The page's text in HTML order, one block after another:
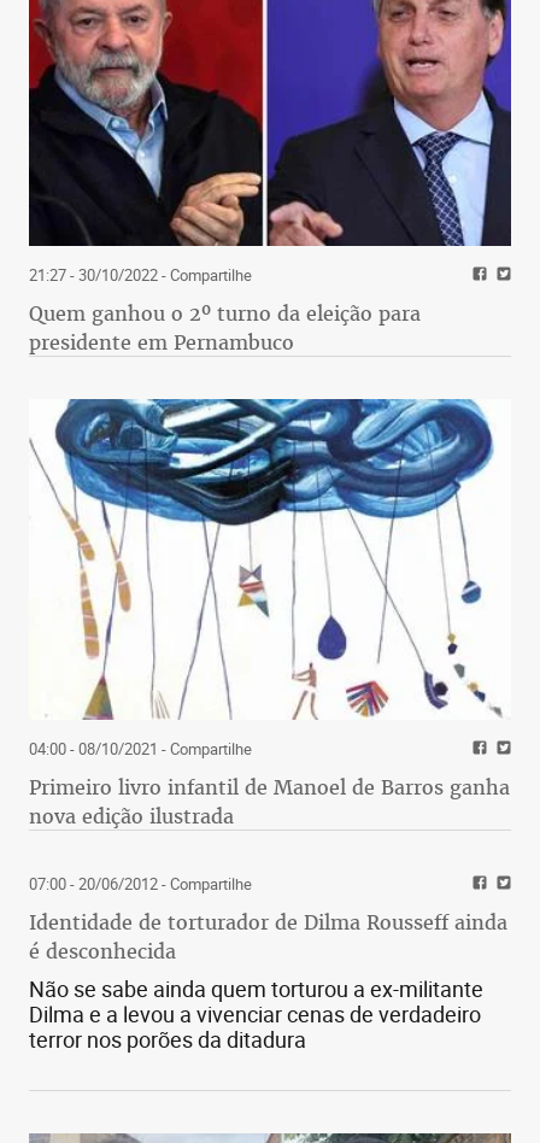
21:27 - 30/10/2022- Compartilhe
Quem ganhou o 2º turno da eleição para
presidente em Pernambuco
04:00 - 08/10/2021 - Compartilhe
Primeiro livro infantil de Manoel de Barros ganha
nova edição ilustrada
07:00 - 20/06/2012- Compartilhe
Identidade de torturador de Dilma Rousseff ainda
é desconhecida
Não se sabe ainda quem torturou a ex-militante
Dilma e a levou a vivenciar cenas de verdadeiro
terror nos porões da ditadura